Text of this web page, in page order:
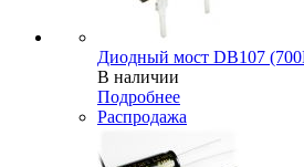
Диодный мост DB107
В наличии
Подробнее
Распродажа